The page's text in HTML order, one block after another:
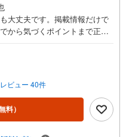
大丈夫です。掲載情報だけで
から気づくポイントまで正直
納得して選ぶ」ためのサポー
でしか分からないリアルな情
い住まい探しを進めていきま
談ください。【Yahoo！ 不動
店で物件を成約するとPayPay
Yahoo！ 不動産 物件ご成約キ
ビュー 40件
料）